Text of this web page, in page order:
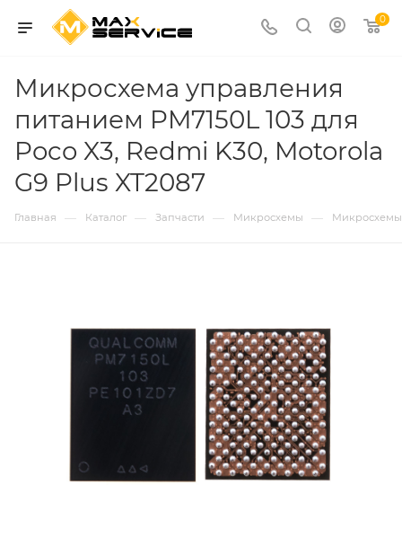
0
Микросхема управления
питанием PM7150L 103 для
Poco X3, Redmi K30, Motorola
G9 Plus XT2087
Главная — Каталог — Запчасти — Микросхемы —